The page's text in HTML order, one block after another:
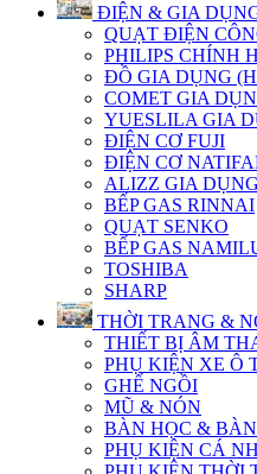
ĐIỆN & GIA
QUẠT ĐIỆN
PHILIPS CHÍNH
ĐỒ GIA DỤNG
COMET GIA
YUESLILA GIA
ĐIỆN CƠ FUJI
ĐIỆN CƠ
ALIZZ GIA DỤNG
BẾP GAS RINNAI
QUẠT SENKO
BẾP GAS
TOSHIBA
SHARP
THỜI TRANG &
THIẾT BỊ ÂM
PHỤ KIỆN XE Ô
GHẾ NGỒI
MŨ & NÓN
BÀN HỌC &
PHỤ KIỆN CÁ